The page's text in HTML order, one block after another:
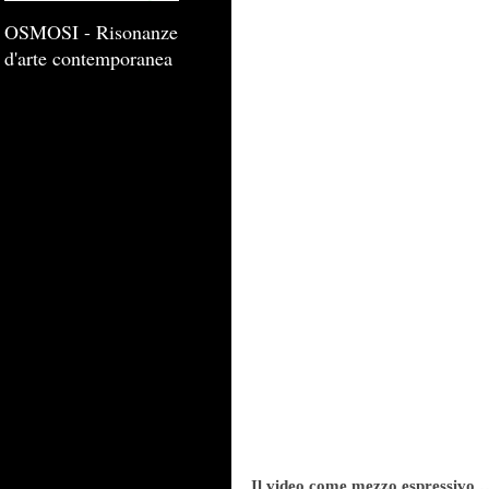
OSMOSI - Risonanze
d'arte contemporanea